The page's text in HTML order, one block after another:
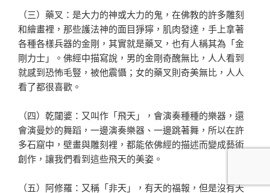
（三）藥叉：是大力的神或大力的鬼，在佛教的許多雕刻
和繪畫裡，那些護法神的面目猙獰，肌肉發達，手上拿著
各種各樣兵器的金剛，其實就是藥叉，也有人稱其為「金
剛力士」。佛經中描寫說，男的金剛奇醜無比，人人看到
就感到恐怖毛豎，被他震懾；女的藥叉則奇美無比，人人
看了都很喜歡。
（四）乾闥婆：又叫作「飛天」，會演奏種種的樂器，還
會演曼妙的舞蹈，一邊演奏樂器、一邊跳著舞，所以在許
多石窟中，壁畫與雕刻裡，都能依佛經的描述而變成藝術
創作，讓我們看到這些飛天的美姿。
（五）阿修羅：又稱「非天」，有天的福報，但是沒有天